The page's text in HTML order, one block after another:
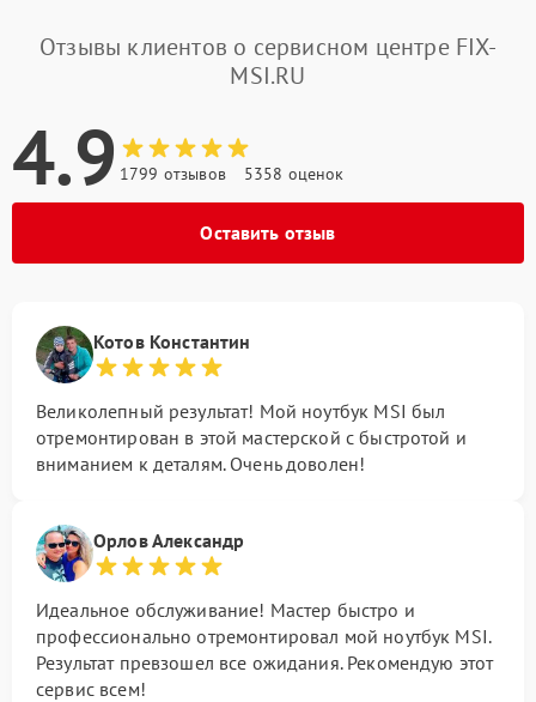
Отзывы клиентов о сервисном центре FIX-
MSI.RU
4.9 1799 отзывов 5358 оценок
Оставить отзыв
Котов Константин
Великолепный результат! Мой ноутбук MSI был
отремонтирован в этой мастерской с быстротой и
вниманием к деталям. Очень доволен!
Орлов Александр
Идеальное обслуживание! Мастер быстро и
профессионально отремонтировал мой ноутбук MSI.
Результат превзошел все ожидания. Рекомендую этот
сервис всем!